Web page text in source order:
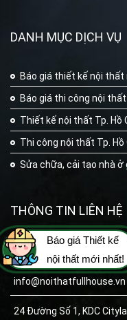
DANH MỤC DỊCH VỤ
Báo giá thiết kế nội
Báo giá thi công nội
Thiết kế nội thất Tp. Hồ
Thi công nội thất Tp. Hồ
Sửa chữa, cải tạo nhà
THÔNG TIN LIÊN HỆ
+ 84 96.996.3536
info@noithatfullhouse.vn
24 Đường Số 1, KDC
Báo giá Thiết kế
nội thất mới nhất!